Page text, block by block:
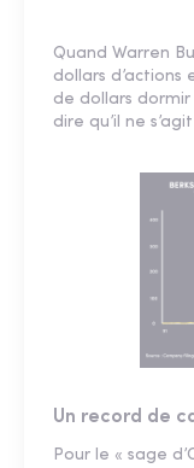
Quand Warren
dollars d’actions
de dollars
dire qu’il ne
Un record de
Pour le « sage